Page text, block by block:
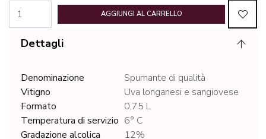
AGGIUNGI AL CARRELLO
Dettagli
Denominazione
Spumante di qualità
Vitigno
Uva longanesi e sangiovese
Formato
0,75 L
Temperatura di servizio 6° C
Gradazione alcolica
12%